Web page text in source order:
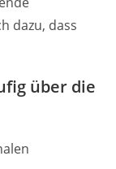
dazu, dass
über die